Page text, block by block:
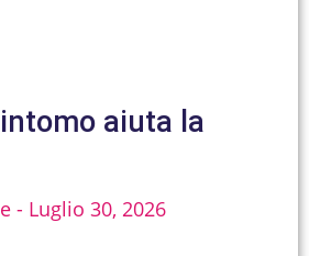
aiuta la
Luglio 30, 2026